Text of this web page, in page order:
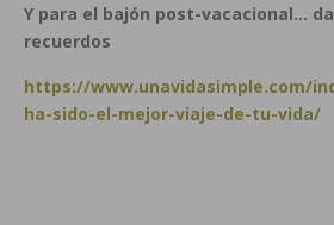
Y para el bajón post-vacacional…
recuerdos
https://www.unavidasimple.com/
ha-sido-el-mejor-viaje-de-tu-vida/